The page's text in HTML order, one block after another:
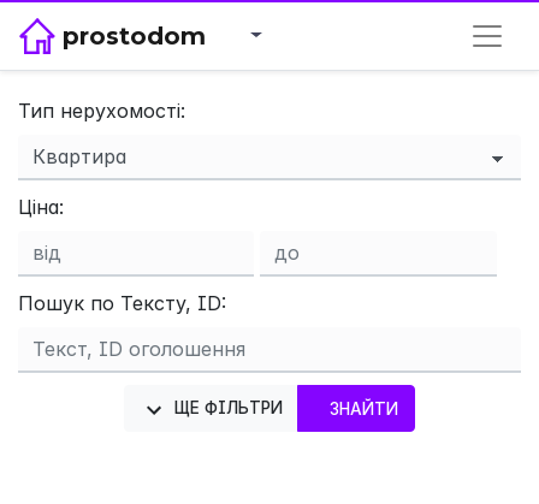
prostodom
Тип нерухомості:
Ціна:
Пошук по Тексту, ID:
ЩЕ ФІЛЬТРИ ЗНАЙТИ